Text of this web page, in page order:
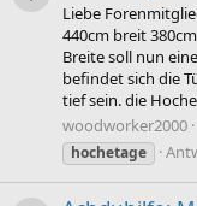
Liebe
440cm breit
Breite soll nun
befindet sich die
tief sein. die
woodworker2000
hochetage